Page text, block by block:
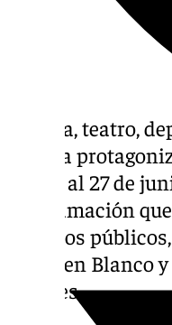
Música, teatro,
familia
del 20 al 27 de
programación
espacios
Tarde en
tacones.